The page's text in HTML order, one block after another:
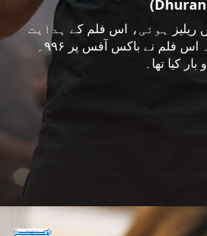
میں ریلیز ہوئی، اس فلم کے ہدایت
کار آدتیہ دھر تھے۔ اس فلم نے باکس آفس پر ۹۹۶؍
کیا تھا۔